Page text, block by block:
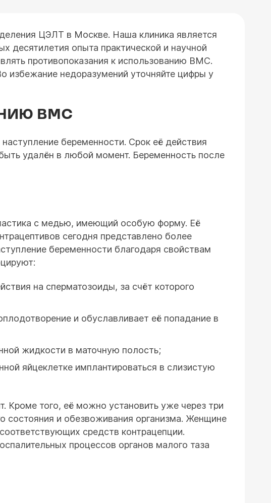
ЦЭЛТ в Москве. Наша клиника является
десятилетия опыта практической и научной
противопоказания к использованию ВМС.
избежание недоразумений уточняйте цифры у
ВМС
беременности. Срок её действия
удалён в любой момент. Беременность после
с медью, имеющий особую форму. Её
сегодня представлено более
беременности благодаря свойствам
на сперматозоиды, за счёт которого
и обуславливает её попадание в
жидкости в маточную полость;
яйцеклетке имплантироваться в слизистую
Кроме того, её можно установить уже через три
состояния и обезвоживания организма. Женщине
средств контрацепции.
процессов органов малого таза